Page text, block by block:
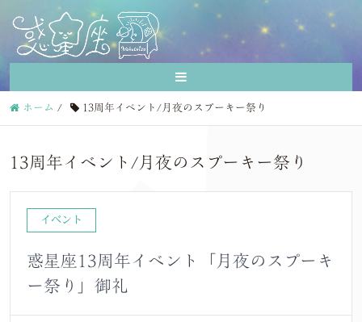
ホーム / 13周年イベント/月夜のスプーキー祭り
13周年イベント/月夜のスプーキー祭り
イベント
惑星座13周年イベント「月夜のスプーキ
ー祭り」御礼